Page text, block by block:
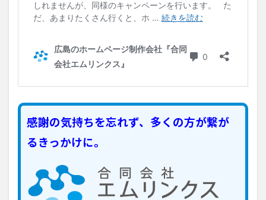
感謝の気持ちを忘れず、多くの方が繋が
るきっかけに。